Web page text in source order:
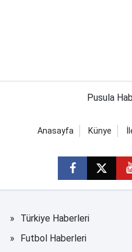
Pusula
Anasayfa Künye
Türkiye Haberleri
Futbol Haberleri